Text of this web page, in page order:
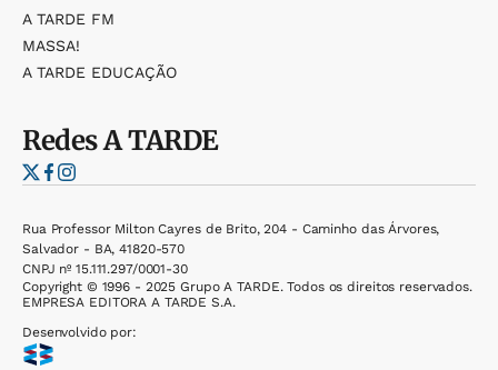
A TARDE FM
MASSA!
A TARDE EDUCAÇÃO
RedesA TARDE
Rua Professor Milton Cayres de Brito, 204 - Caminho das Árvores,
Salvador - BA, 41820-570
CNPJ nº 15.111.297/0001-30
Copyright © 1996 - 2025 Grupo A TARDE. Todos os direitos reservados.
EMPRESA EDITORA A TARDE S.A.
Desenvolvido por: